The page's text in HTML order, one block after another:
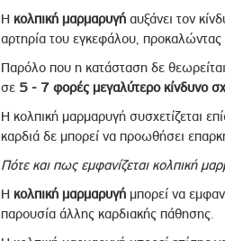
Η κολπική μαρμαρυγήαυξάνει τον
αρτηρία του εγκεφάλου, προκαλώντας
Παρόλο που η κατάσταση δε θεωρείται
σε 5 - 7 φορές μεγαλύτερο κίνδυνο
Η κολπική μαρμαρυγή συσχετίζεται
καρδιά δε μπορεί να προωθήσει
Πότε και πως εμφανίζεται κολπική
Η κολπική μαρμαρυγήμπορεί να
παρουσία άλλης καρδιακής πάθησης.